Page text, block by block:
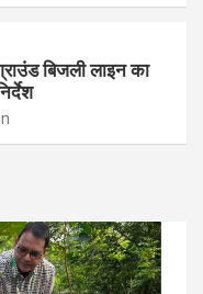
बिजली लाइन का